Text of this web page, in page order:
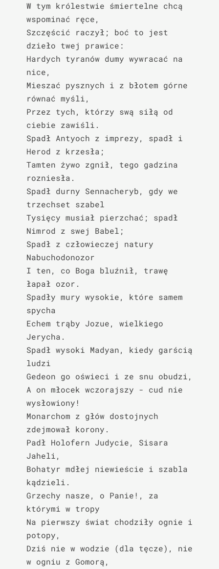
W tym królestwie śmiertelne chcą
wspominać ręce,
Szczęścić raczył; boć to jest
dzieło twej prawice:
Hardych tyranów dumy wywracać na
nice,
Mieszać pysznych i z błotem górne
równać myśli,
Przez tych, którzy swą siłą od
ciebie zawiśli.
Spadł Antyoch z imprezy, spadł i
Herod z krzesła;
Tamten żywo zgnił, tego gadzina
rozniesła.
Spadł durny Sennacheryb, gdy we
trzechset szabel
Tysięcy musiał pierzchać; spadł
Nimrod z swej Babel;
Spadł z człowieczej natury
Nabuchodonozor
I ten, co Boga bluźnił, trawę
łapał ozor.
Spadły mury wysokie, które samem
spycha
Echem trąby Jozue, wielkiego
Jerycha.
Spadł wysoki Madyan, kiedy garścią
ludzi
Gedeon go oświeci i ze snu obudzi,
A on młocek wczorajszy - cud nie
wysłowiony!
Monarchom z głów dostojnych
zdejmował korony.
Padł Holofern Judycie, Sisara
Jaheli,
Bohatyr mdłej niewieście i szabla
kądzieli.
Grzechy nasze, o Panie!, za
którymi w tropy
Na pierwszy świat chodziły ognie i
potopy,
Dziś nie w wodzie (dla tęcze), nie
w ogniu z Gomorą,